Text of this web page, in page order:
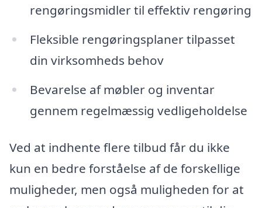
rengøringsmidler til effektiv rengøring
Fleksible rengøringsplaner tilpasset
din virksomheds behov
Bevarelse af møbler og inventar
gennem regelmæssig vedligeholdelse
Ved at indhente flere tilbud får du ikke
kun en bedre forståelse af de forskellige
muligheder, men også muligheden for at